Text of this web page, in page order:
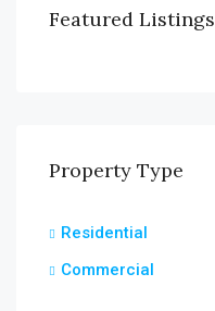
Featured Listings
Property Type
Residential
Commercial